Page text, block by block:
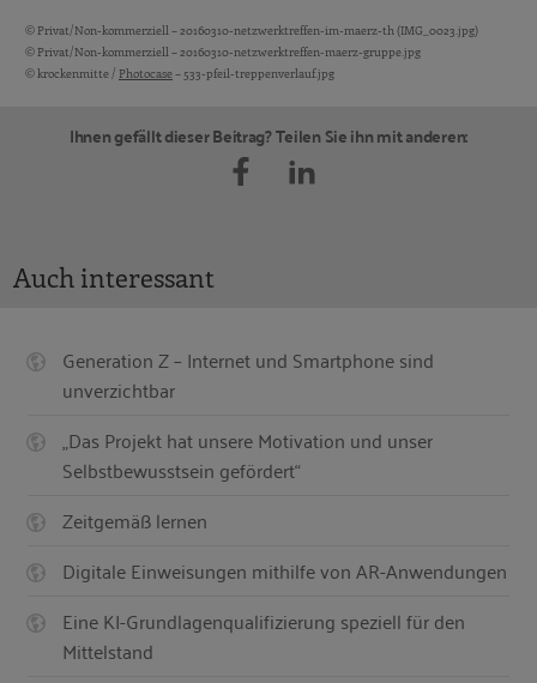
Bildquellen und Copyright-Hinweise
© Privat/Non-kommerziell – 20160310-netzwerktreffen-im-maerz-th (IMG_0023.jpg)
© Privat/Non-kommerziell – 20160310-netzwerktreffen-maerz-gruppe.jpg
© krockenmitte / Photocase– 533-pfeil-treppenverlauf.jpg
Ihnen gefällt dieser Beitrag? Teilen Sie ihn mit anderen:
Auch interessant
Generation Z – Internet und Smartphone sind
unverzichtbar
„Das Projekt hat unsere Motivation und unser
Selbstbewusstsein gefördert“
Zeitgemäß lernen
Digitale Einweisungen mithilfe von AR-Anwendungen
Eine KI-Grundlagenqualifizierung speziell für den
Mittelstand